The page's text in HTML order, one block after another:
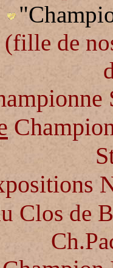
(fille de
Clos de